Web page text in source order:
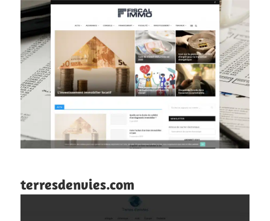
terresdenvies.com